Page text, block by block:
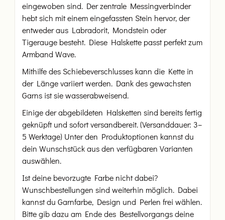
eingewoben sind. Der zentrale Messingverbinder
hebt sich mit einem eingefassten Stein hervor, der
entweder aus Labradorit, Mondstein oder
Tigerauge besteht. Diese Halskette passt perfekt zum
Armband Wave.
Mithilfe des Schiebeverschlusses kann die Kette in
der Länge variiert werden. Dank des gewachsten
Garns ist sie wasserabweisend.
Einige der abgebildeten Halsketten sind bereits fertig
geknüpft und sofort versandbereit. (Versanddauer: 3–
5 Werktage) Unter den Produktoptionen kannst du
dein Wunschstück aus den verfügbaren Varianten
auswählen.
Ist deine bevorzugte Farbe nicht dabei?
Wunschbestellungen sind weiterhin möglich. Dabei
kannst du Garnfarbe, Design und Perlen frei wählen.
Bitte gib dazu am Ende des Bestellvorgangs deine